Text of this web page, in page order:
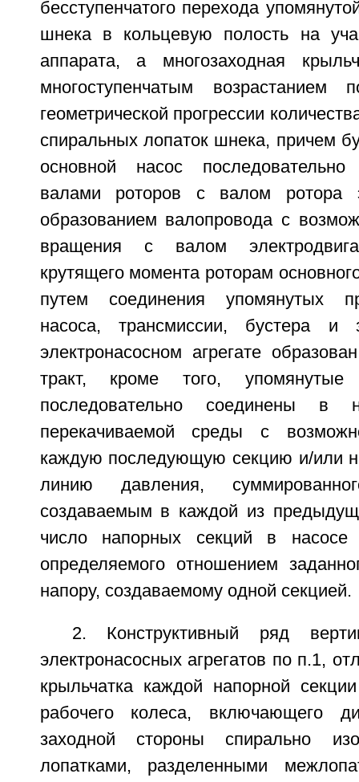
бесступенчатого перехода
шнека в кольцевую полость на
аппарата, а многозаходная
многоступенчатым
геометрической прогрессии
спиральных лопаток шнека, причем
основной насос
валами роторов с валом ротора
образованием валопровода с
вращения с валом
крутящего момента роторам
путем соединения упомянутых
насоса, трансмиссии, бустера
электронасосном агрегате
тракт, кроме того, упомянутые
последовательно соединены в
перекачиваемой среды с
каждую последующую секцию и/или
линию давления,
создаваемым в каждой из
число напорных секций в
определяемого отношением
напору, создаваемому одной секцией.
2. Конструктивный ряд
электронасосных агрегатов по п.1,
крыльчатка каждой напорной
рабочего колеса, включающего
заходной стороны спирально
лопатками, разделенными